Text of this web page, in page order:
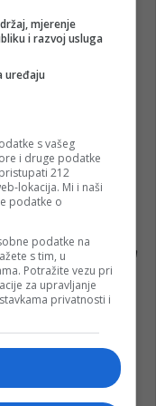
koja se uvijek
Nije svako
civilnim
nazvati,
isključivo za
našim
sigurnosne
najstrožijim
da ne izvozimo u
Kada je riječ
dajemo
program u
Važno je
planovima
mjerenje
i razvoj usluga
uređaju
s vašeg
i druge podatke
212
lokacija. Mi i naši
podatke o
podatke na
s tim, u
Potražite vezu pri
za upravljanje
privatnosti i